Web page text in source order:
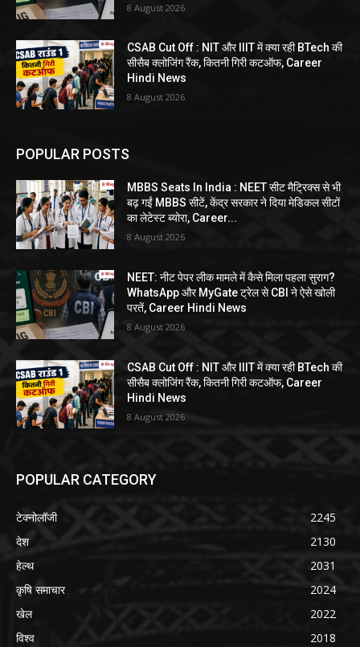
8 August 2026
CSAB Cut Off : NIT और IIIT में क्या रही BTech की
सीसैब क्लोजिंग रैंक, कितनी गिरी कटऑफ, Career
Hindi News
8 August 2026
POPULAR POSTS
MBBS Seats In India : NEET सीट मैट्रिक्स से भी
बढ़ गईं MBBS सीटें, केंद्र सरकार ने दिया मेडिकल सीटों
का लेटेस्ट ब्योरा, Career...
8 August 2026
NEET: नीट पेपर लीक मामले में कैसे मिला पहला सुराग?
WhatsApp और MyGate ट्रेल से CBI ने ऐसे खोली
परतें, Career Hindi News
8 August 2026
CSAB Cut Off : NIT और IIIT में क्या रही BTech की
सीसैब क्लोजिंग रैंक, कितनी गिरी कटऑफ, Career
Hindi News
8 August 2026
POPULAR CATEGORY
टेक्नोलॉजी
2245
देश
2130
हेल्थ
2031
कृषि समाचार
2024
खेल
2022
विश्व
2018